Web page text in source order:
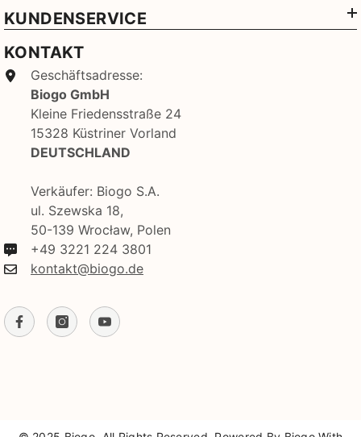
KUNDENSERVICE
KONTAKT
Geschäftsadresse:
Biogo GmbH
Kleine Friedensstraße 24
15328 Küstriner Vorland
DEUTSCHLAND
Verkäufer: Biogo S.A.
ul. Szewska 18,
50-139 Wrocław, Polen
+49 3221 224 3801
kontakt@biogo.de